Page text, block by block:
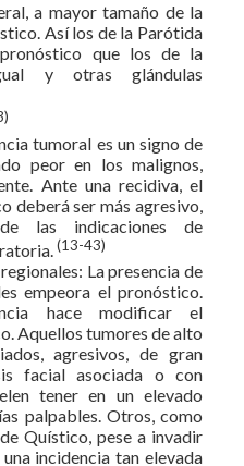
a mayor tamaño de la
Así los de la Parótida
que los de la
y otras glándulas
tumoral es un signo de
peor en los malignos,
Ante una recidiva, el
deberá ser más agresivo,
las indicaciones de
(13-43)
La presencia de
empeora el pronóstico.
hace modificar el
Aquellos tumores de alto
agresivos, de gran
facial asociada o con
tener en un elevado
palpables. Otros, como
Quístico, pese a invadir
incidencia tan elevada